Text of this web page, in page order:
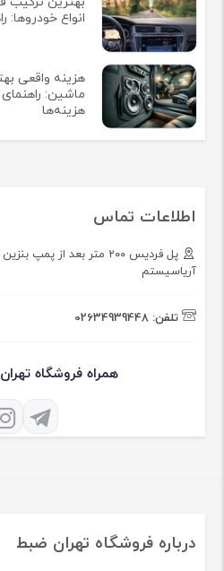
انواع خودروها:
هزینه واقعی
ماشین:
هزینه‌ها
اطلاعات تماس
آریاسیستم
تلفن: 02634939448
همراه فروشگاه
درباره فروشگاه تهران ضبط